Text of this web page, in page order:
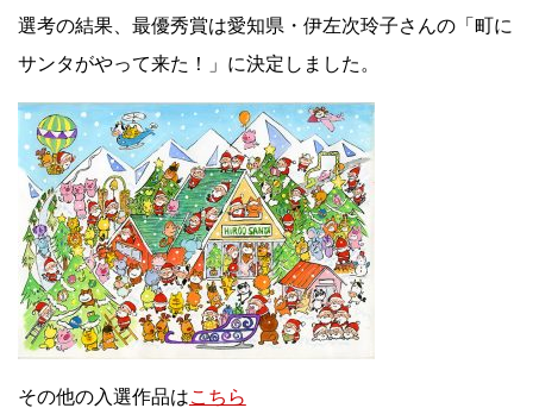
選考の結果、最優秀賞は愛知県・伊左次玲子さんの「町に
サンタがやって来た！」に決定しました。
その他の入選作品はこちら